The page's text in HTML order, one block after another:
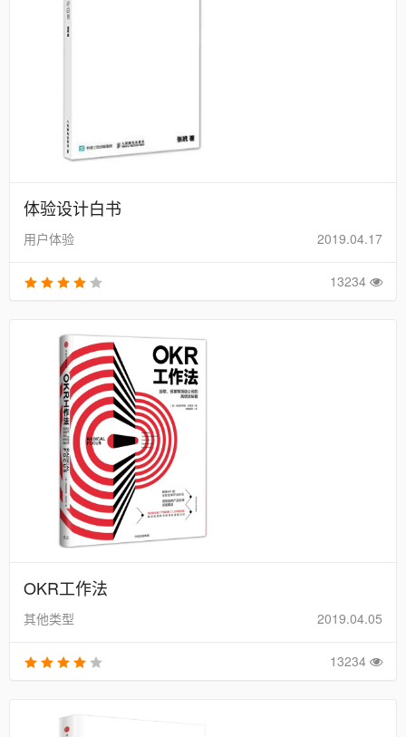
体验设计白书
用户体验 2019.04.17
13234
OKR工作法
其他类型 2019.04.05
13234